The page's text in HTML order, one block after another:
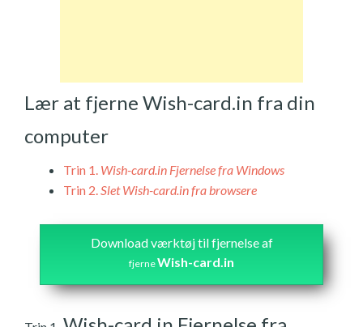
Lær at fjerne Wish-card.in fra din
computer
Trin 1. Wish-card.in Fjernelse fra Windows
Trin 2.Slet Wish-card.in fra browsere
Download værktøj til fjernelse af
fjerneWish-card.in